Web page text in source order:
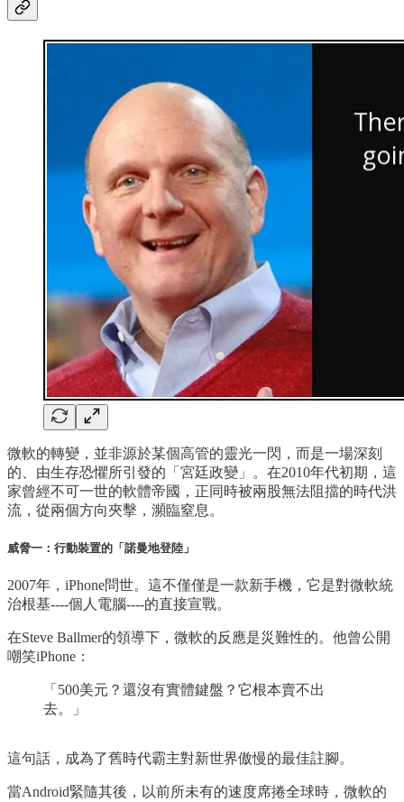
微軟的轉變，並非源於某個高管的靈光一閃，而是一場深刻
的、由生存恐懼所引發的「宮廷政變」。在2010年代初期，這
家曾經不可一世的軟體帝國，正同時被兩股無法阻擋的時代洪
流，從兩個方向夾擊，瀕臨窒息。
威脅一：行動裝置的「諾曼地登陸」
2007年，iPhone問世。這不僅僅是一款新手機，它是對微軟統
治根基----個人電腦----的直接宣戰。
在Steve Ballmer的領導下，微軟的反應是災難性的。他曾公開
嘲笑iPhone：
「500美元？還沒有實體鍵盤？它根本賣不出
去。」
這句話，成為了舊時代霸主對新世界傲慢的最佳註腳。
當Android緊隨其後，以前所未有的速度席捲全球時，微軟的